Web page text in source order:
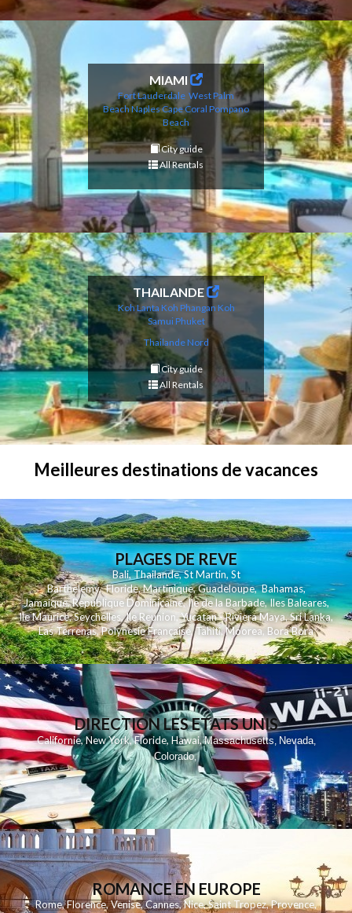
MIAMI
Fort Lauderdale West Palm
BeachNaplesCape Coral Pompano
Beach
City guide
All Rentals
THAILANDE
Koh Lanta Koh Phangan Koh
Samui Phuket
Thailande Nord
City guide
All Rentals
Meilleures destinations de vacances
PLAGES DE REVE
Bali,Thailande,St Martin,St
Barthelemy,Floride,Martinique,Guadeloupe,Bahamas,
Jamaique,Republique Dominicaine,Ile de la Barbade,Iles Baleares,
Ile Maurice,Seychelles,Ile Reunion ,Yucatan - Riviera Maya,Sri Lanka,
Las Terrenas,Polynesie Française,Tahiti,Moorea, Bora Bora
DIRECTION LES ETATS UNIS
Californie,New York,Floride,Hawai,Massachusetts, Nevada,
Colorado,
ROMANCE EN EUROPE
Rome,Florence,Venise,Cannes,Nice,Saint Tropez,Provence,